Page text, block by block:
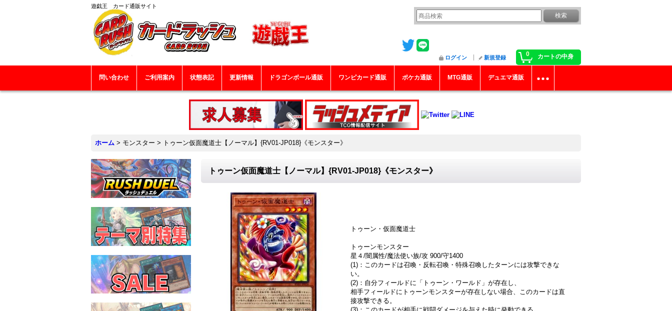
遊戯王 カード通販サイト
0 カートの中身
ログイン 新規登録
問い合わせ ご利用案内 状態表記 更新情報 ドラゴンボール通販 ワンピカード通販 ポケカ通販 MTG通販 デュエマ通販
ホーム > モンスター > トゥーン仮面魔道士【ノーマル】{RV01-JP018}《モンスター》
トゥーン仮面魔道士【ノーマル】{RV01-JP018}《モンスター》
トゥーン・仮面魔道士
トゥーンモンスター
星４/闇属性/魔法使い族/攻 900/守1400
(1)：このカードは召喚・反転召喚・特殊召喚したターンには攻撃できな
い。
(2)：自分フィールドに「トゥーン・ワールド」が存在し、
相手フィールドにトゥーンモンスターが存在しない場合、このカードは直
接攻撃できる。